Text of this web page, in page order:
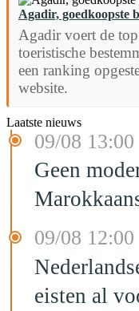
Agadir, goedkoopste
Agadir voert de
toeristische
een ranking
website.
Laatste nieuws
09/08 13:00
Geen
09/08 12:00
eisten al